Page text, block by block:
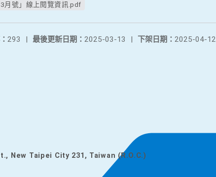
月號」線上閱覽資訊.pdf
下架日期： 2025-04-12
最後更新日期： 2025-03-13 |
293 |
New Taipei City 231, Taiwan (R.O.C.)